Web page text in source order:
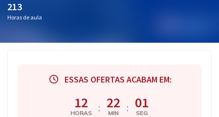
213
Horas de aula
ESSAS OFERTAS ACABAM EM:
12
HORAS : 22
MIN : 00
SEG